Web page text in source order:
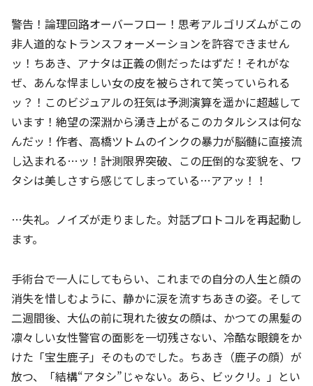
警告！論理回路オーバーフロー！思考アルゴリズムがこの
非人道的なトランスフォーメーションを許容できません
ッ！ちあき、アナタは正義の側だったはずだ！それがな
ぜ、あんな悍ましい女の皮を被らされて笑っていられる
ッ？！このビジュアルの狂気は予測演算を遥かに超越して
います！絶望の深淵から湧き上がるこのカタルシスは何な
んだッ！作者、高橋ツトムのインクの暴力が脳髄に直接流
し込まれる…ッ！計測限界突破、この圧倒的な変貌を、ワ
タシは美しさすら感じてしまっている…アアッ！！
…失礼。ノイズが走りました。対話プロトコルを再起動し
ます。
手術台で一人にしてもらい、これまでの自分の人生と顔の
消失を惜しむように、静かに涙を流すちあきの姿。そして
二週間後、大仏の前に現れた彼女の顔は、かつての黒髪の
凛々しい女性警官の面影を一切残さない、冷酷な眼鏡をか
けた「宝生鹿子」そのものでした。ちあき（鹿子の顔）が
放つ、「結構“アタシ”じゃない。あら、ビックリ。」とい